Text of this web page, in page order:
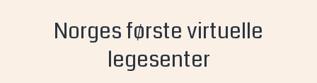
Norges første virtuelle
legesenter